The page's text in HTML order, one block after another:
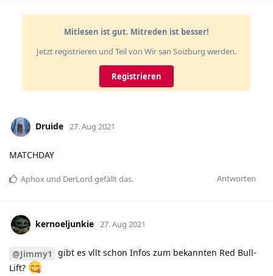
Mitlesen ist gut. Mitreden ist besser!
Jetzt registrieren und Teil von Wir san Soizburg werden.
Registrieren
Druide 27. Aug 2021
MATCHDAY
Antworten
Aphox und DerLord gefällt das.
kernoeljunkie 27. Aug 2021
@Jimmy1 gibt es vllt schon Infos zum bekannten Red Bull-
Lift?